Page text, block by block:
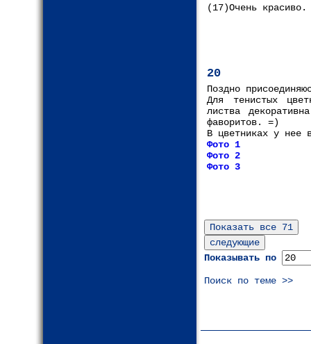
(17)Очень
20
Поздно
Для тенистых
листва
фаворитов. =)
В цветниках у нее
Фото 1
Фото 2
Фото 3
Показывать по
Поиск по теме >>